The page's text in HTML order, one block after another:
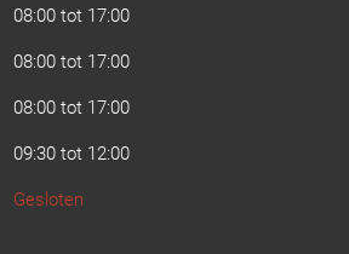
08:00 tot 17:00
08:00 tot 17:00
08:00 tot 17:00
09:30 tot 12:00
Gesloten